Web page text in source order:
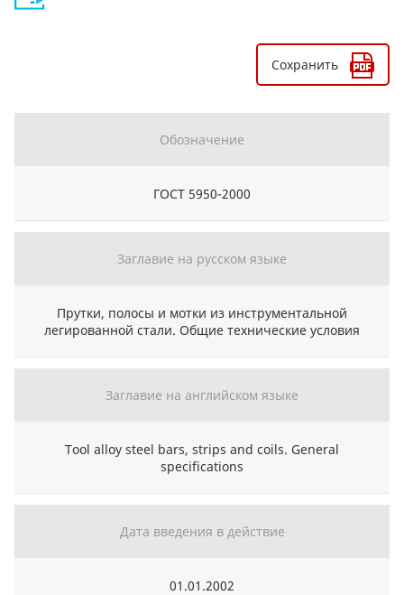
Сохранить
Обозначение
ГОСТ 5950-2000
Заглавие на русском языке
Прутки, полосы и мотки из инструментальной
легированной стали. Общие технические условия
Заглавие на английском языке
Tool alloy steel bars, strips and coils. General
specifications
Дата введения в действие
01.01.2002